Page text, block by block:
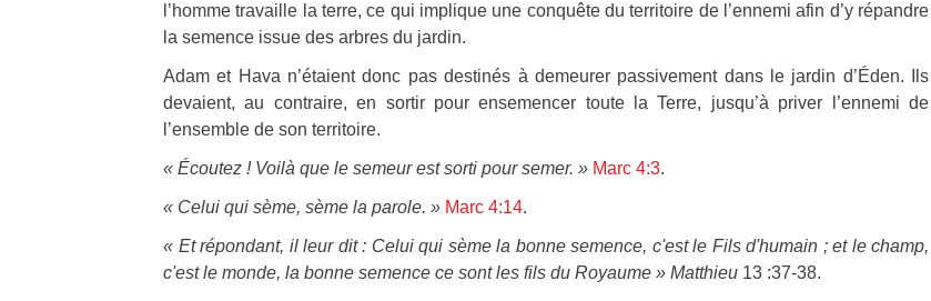
l’homme travaille la terre, ce qui implique une conquête du territoire de l’ennemi afin d’y répandre
la semence issue des arbres du jardin.
Adam et Hava n’étaient donc pas destinés à demeurer passivement dans le jardin d’Éden. Ils
devaient, au contraire, en sortir pour ensemencer toute la Terre, jusqu’à priver l’ennemi de
l’ensemble de son territoire.
« Écoutez ! Voilà que le semeur est sorti pour semer. » Marc 4:3.
« Celui qui sème, sème la parole. » Marc 4:14.
« Et répondant, il leur dit : Celui qui sème la bonne semence, c'est le Fils d'humain ; et le champ,
c'est le monde, la bonne semence ce sont les fils du Royaume » Matthieu 13 :37-38.